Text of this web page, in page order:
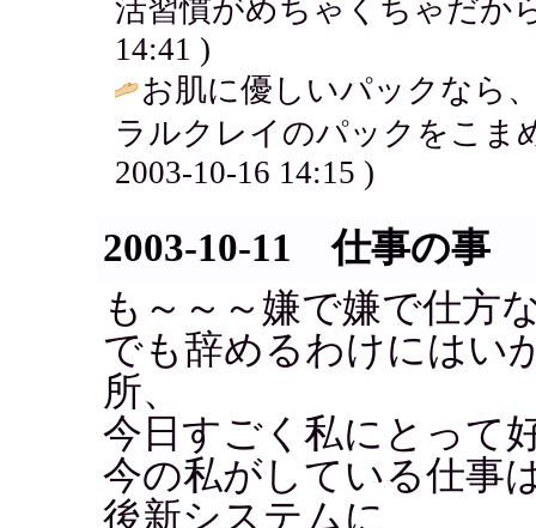
活習慣がめちゃくちゃだか
14:41 )
お肌に優しいパックなら
ラルクレイのパックをこま
2003-10-16 14:15 )
2003-10-11 仕事の事
も～～～嫌で嫌で仕方
でも辞めるわけにはい
所、
今日すごく私にとって
今の私がしている仕事
後新システムに